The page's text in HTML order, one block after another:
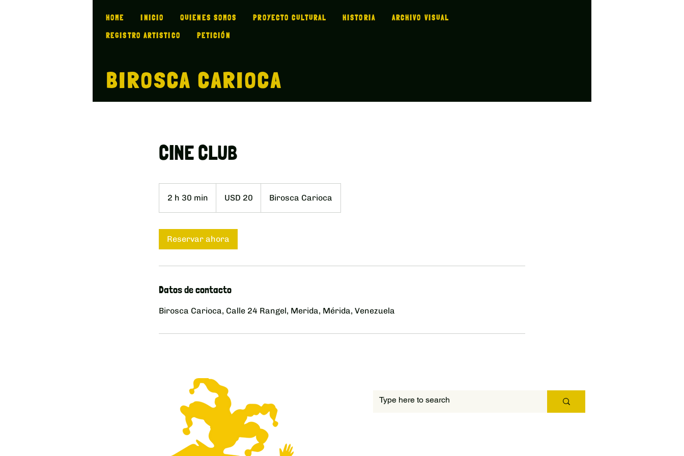
HOME INICIO QUIENES SOMOS PROYECTO CULTURAL HISTORIA ARCHIVO VISUAL
REGISTRO ARTISTICO PETICIÓN
BIROSCA CARIOCA
CINE CLUB
2 h 30 min
3
n
estadounidenses
USD 20 Birosca Carioca
Reservar ahora
Datos de contacto
Birosca Carioca, Calle 24 Rangel, Merida, Mérida, Venezuela